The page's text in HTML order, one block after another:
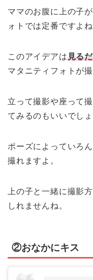
ママのお腹に上の子
ォトでは定番ですよね
このアイデアは見る
マタニティフォトが撮
立って撮影や座って
てみるのもいいでしょ
ポーズによっていろ
撮れますよ。
上の子と一緒に撮影
しれませんね。
②おなかにキス